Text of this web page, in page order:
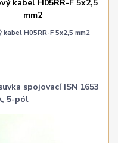
kabel H05RR-F 5x2,5 mm2
spojovací ISN 1653
5-pól